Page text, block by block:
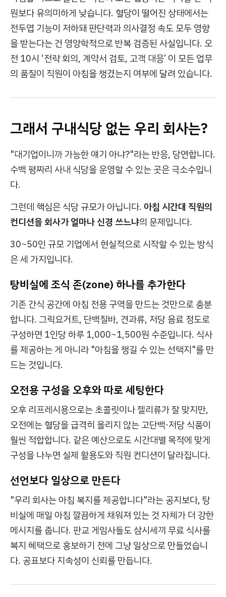
원보다 유의미하게 낮습니다. 혈당이 떨어진 상태에서는
전두엽 기능이 저하돼 판단력과 의사결정 속도 모두 영향
을 받는다는 건 영양학적으로 반복 검증된 사실입니다. 오
전 10시 ‘전략 회의, 계약서 검토, 고객 대응’ 이 모든 업무
의 품질이 직원이 아침을 챙겼는지 여부에 달려 있습니다.
그래서 구내식당 없는 우리 회사는?
"대기업이니까 가능한 얘기 아냐?"라는 반응, 당연합니다.
수백 평짜리 사내 식당을 운영할 수 있는 곳은 극소수입니
다.
그런데 핵심은 식당 규모가 아닙니다. 아침 시간대 직원의
컨디션을 회사가 얼마나 신경 쓰느냐의 문제입니다.
30~50인 규모 기업에서 현실적으로 시작할 수 있는 방식
은 세 가지입니다.
탕비실에 조식 존(zone) 하나를 추가한다
기존 간식 공간에 아침 전용 구역을 만드는 것만으로 충분
합니다. 그릭요거트, 단백질바, 견과류, 저당 음료 정도로
구성하면 1인당 하루 1,000~1,500원 수준입니다. 식사
를 제공하는 게 아니라 "아침을 챙길 수 있는 선택지"를 만
드는 것입니다.
오전용 구성을 오후와 따로 세팅한다
오후 리프레시용으로는 초콜릿이나 젤리류가 잘 맞지만,
오전에는 혈당을 급격히 올리지 않는 고단백·저당 식품이
훨씬 적합합니다. 같은 예산으로도 시간대별 목적에 맞게
구성을 나누면 실제 활용도와 직원 컨디션이 달라집니다.
선언보다 일상으로 만든다
"우리 회사는 아침 복지를 제공합니다"라는 공지보다, 탕
비실에 매일 아침 깔끔하게 채워져 있는 것 자체가 더 강한
메시지를 줍니다. 판교 게임사들도 삼시세끼 무료 식사를
복지 혜택으로 홍보하기 전에 그냥 일상으로 만들었습니
다. 공표보다 지속성이 신뢰를 만듭니다.